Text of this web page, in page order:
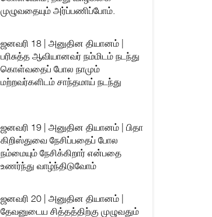
முழுவதையும் அர்ப்பணிப்போம்.
ஜனவரி 18 | அனுதின தியானம் |
பரிசுத்த ஆவியானவர் நம்மிடம் நடந்து
கொள்வதைப் போல நாமும்
மற்றவர்களிடம் சாந்தமாய் நடந்து
ஜனவரி 19 | அனுதின தியானம் | பிதா
கிறிஸ்துவை நேசிப்பதைப் போல
நம்மையும் நேசிக்கிறார் என்பதை
உணர்ந்து வாழ்ந்திடுவோம்
ஜனவரி 20 | அனுதின தியானம் |
தேவனுடைய சித்தத்திற்கு முழுவதும்